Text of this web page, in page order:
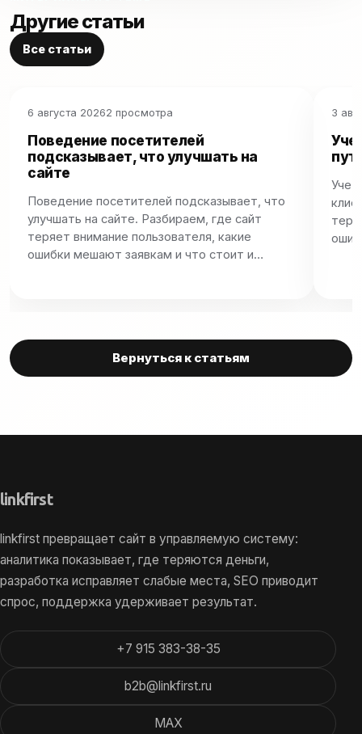
Другие статьи
Все статьи
6 августа 20262 просмотра
Поведение посетителей
подсказывает, что улучшать на
сайте
Поведение посетителей подсказывает, что
улучшать на сайте. Разбираем, где сайт
теряет внимание пользователя, какие
ошибки мешают заявкам и что стоит и…
3
Учет
Вернуться к статьям
linkfirst
linkfirst превращает сайт в управляемую систему:
аналитика показывает, где теряются деньги,
разработка исправляет слабые места, SEO приводит
спрос, поддержка удерживает результат.
+7 915 383-38-35
b2b@linkfirst.ru
MAX